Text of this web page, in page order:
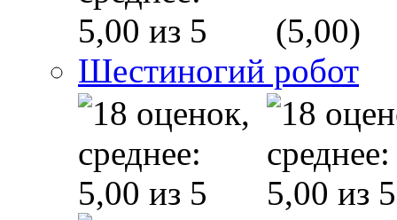
(5,00)
Шестиногий робот